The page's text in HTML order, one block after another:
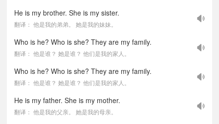
He is my brother. She is my sister.
翻译： 他是我的弟弟。 她是我的妹妹。
Who is he? Who is she? They are my family.
翻译： 他是谁？ 她是谁？ 他们是我的家人。
Who is he? Who is she? They are my family.
翻译： 他是谁？ 她是谁？ 他们是我的家人。
He is my father. She is my mother.
翻译： 他是我的父亲。 她是我的母亲。